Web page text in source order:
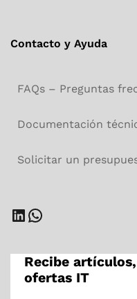
Contacto y Ayuda
FAQs – Preguntas
Documentación
Solicitar un
LinkedIn
WhatsApp
Recibe
ofertas IT